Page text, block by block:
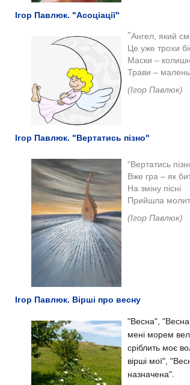
Ігор Павлюк. "Асоціації"
"Ангел, який
Це уже трохи
Маски –
Трави –
(Ігор Павлюк)
Ігор Павлюк. "Вертатись пізно"
"Вертатись
Вже гра – як
На зміну пісні
Прийшла
(Ігор Павлюк)
Ігор Павлюк. Вірші про весну
"Весна",
мені морем
сріблить моє
вірші мої",
назначена".